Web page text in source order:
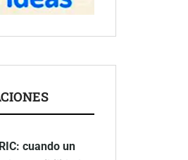
cuando un